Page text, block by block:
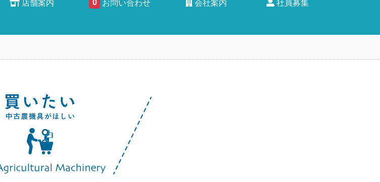
店舗案内 0 お問い合わせ 会社案内 社員募集